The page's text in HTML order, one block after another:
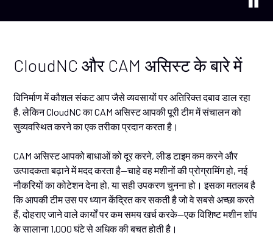
CloudNC और CAM असिस्ट के बारे में
विनिर्माण में कौशल संकट आप जैसे व्यवसायों पर अतिरिक्त दबाव डाल रहा
है, लेकिन CloudNC का CAM असिस्ट आपकी पूरी टीम में संचालन को
सुव्यवस्थित करने का एक तरीका प्रदान करता है।
CAM असिस्ट आपको बाधाओं को दूर करने, लीड टाइम कम करने और
उत्पादकता बढ़ाने में मदद करता है—चाहे वह मशीनों की प्रोग्रामिंग हो, नई
नौकरियों का कोटेशन देना हो, या सही उपकरण चुनना हो। इसका मतलब है
कि आपकी टीम उस पर ध्यान केंद्रित कर सकती है जो वे सबसे अच्छा करते
हैं, दोहराए जाने वाले कार्यों पर कम समय खर्च करके—एक विशिष्ट मशीन शॉप
के सालाना 1,000 घंटे से अधिक की बचत होती है।